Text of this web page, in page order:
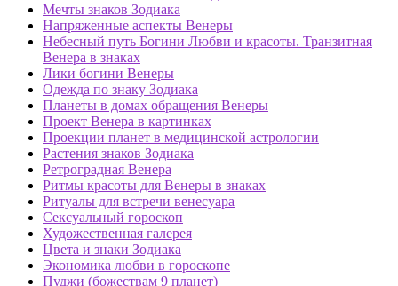
Мечты знаков Зодиака
Напряженные аспекты Венеры
Небесный путь Богини Любви и красоты. Транзитная
Венера в знаках
Лики богини Венеры
Одежда по знаку Зодиака
Планеты в домах обращения Венеры
Проект Венера в картинках
Проекции планет в медицинской астрологии
Растения знаков Зодиака
Ретроградная Венера
Ритмы красоты для Венеры в знаках
Ритуалы для встречи венесуара
Сексуальный гороскоп
Художественная галерея
Цвета и знаки Зодиака
Экономика любви в гороскопе
Пуджи (божествам 9 планет)